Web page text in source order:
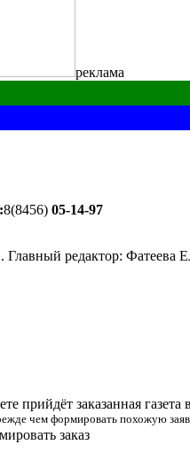
реклама
8(8456) 05-14-97
Главный редактор:
заказанная газета
чем формировать похожую
заказ